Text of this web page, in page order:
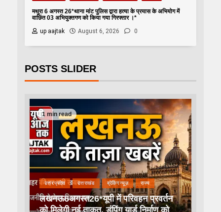
मथुरा 6 अगस्त 26*थाना मांट पुलिस द्वारा हत्या के प्रयास के अभियोग में
वाछिंत 03 अभियुक्तगण को किया गया गिरफ्तार ।*
up aajtak
August 6, 2026 0
POSTS SLIDER
1 min read
उत्तर प्रदेश उत्तराखंड ब्रेकिंग न्यूज़ राज्य
लखनऊ6अगस्त26*यूपी में परिवहन प्रवर्तन